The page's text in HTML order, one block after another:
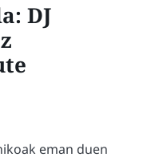
DJ
eman duen